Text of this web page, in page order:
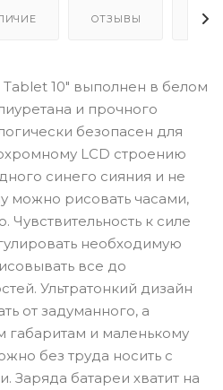
ОТЗЫВЫ
Tablet 10" выполнен в белом
и прочного
безопасен для
LCD строению
синего сияния и не
можно рисовать часами,
Чувствительность к силе
необходимую
все до
Ультратонкий дизайн
от задуманного, а
габаритам и маленькому
без труда носить с
Заряда батареи хватит на